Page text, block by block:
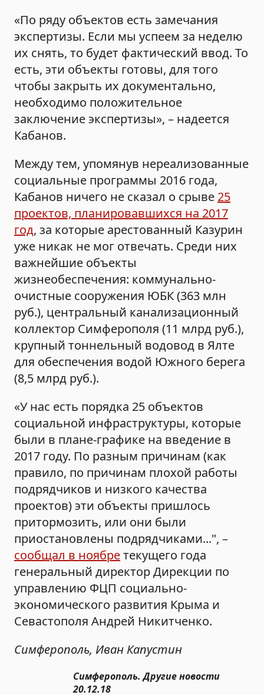
«По ряду объектов есть замечания
экспертизы. Если мы успеем за неделю
их снять, то будет фактический ввод. То
есть, эти объекты готовы, для того
чтобы закрыть их документально,
необходимо положительное
заключение экспертизы», – надеется
Кабанов.
Между тем, упомянув нереализованные
социальные программы 2016 года,
Кабанов ничего не сказал о срыве 25
проектов, планировавшихся на 2017
год, за которые арестованный Казурин
уже никак не мог отвечать. Среди них
важнейшие объекты
жизнеобеспечения: коммунально-
очистные сооружения ЮБК (363 млн
руб.), центральный канализационный
коллектор Симферополя (11 млрд руб.),
крупный тоннельный водовод в Ялте
для обеспечения водой Южного берега
(8,5 млрд руб.).
«У нас есть порядка 25 объектов
социальной инфраструктуры, которые
были в плане-графике на введение в
2017 году. По разным причинам (как
правило, по причинам плохой работы
подрядчиков и низкого качества
проектов) эти объекты пришлось
притормозить, или они были
приостановлены подрядчиками...", –
сообщал в ноябретекущего года
генеральный директор Дирекции по
управлению ФЦП социально-
экономического развития Крыма и
Севастополя Андрей Никитченко.
Симферополь, Иван Капустин
Симферополь. Другие новости
20.12.18